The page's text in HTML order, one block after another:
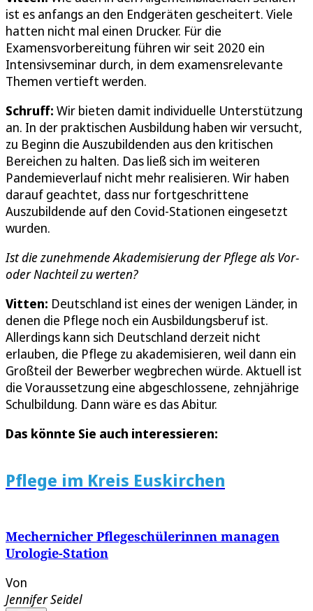
ist es anfangs an den Endgeräten gescheitert. Viele
hatten nicht mal einen Drucker. Für die
Examensvorbereitung führen wir seit 2020 ein
Intensivseminar durch, in dem examensrelevante
Themen vertieft werden.
Schruff: Wir bieten damit individuelle Unterstützung
an. In der praktischen Ausbildung haben wir versucht,
zu Beginn die Auszubildenden aus den kritischen
Bereichen zu halten. Das ließ sich im weiteren
Pandemieverlauf nicht mehr realisieren. Wir haben
darauf geachtet, dass nur fortgeschrittene
Auszubildende auf den Covid-Stationen eingesetzt
wurden.
Ist die zunehmende Akademisierung der Pflege als Vor-
oder Nachteil zu werten?
Vitten: Deutschland ist eines der wenigen Länder, in
denen die Pflege noch ein Ausbildungsberuf ist.
Allerdings kann sich Deutschland derzeit nicht
erlauben, die Pflege zu akademisieren, weil dann ein
Großteil der Bewerber wegbrechen würde. Aktuell ist
die Voraussetzung eine abgeschlossene, zehnjährige
Schulbildung. Dann wäre es das Abitur.
Das könnte Sie auch interessieren:
Pflege im Kreis Euskirchen
Mechernicher Pflegeschülerinnen managen
Urologie-Station
Von
Jennifer Seidel